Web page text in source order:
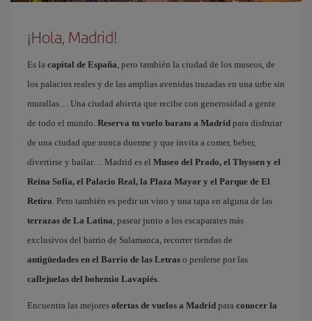
¡Hola, Madrid!
Es la capital de España, pero también la ciudad de los museos, de
los palacios reales y de las amplias avenidas trazadas en una urbe sin
murallas… Una ciudad abierta que recibe con generosidad a gente
de todo el mundo. Reserva tu vuelo barato a Madrid para disfrutar
de una ciudad que nunca duerme y que invita a comer, beber,
divertirse y bailar… Madrid es el Museo del Prado, el Thyssen y el
Reina Sofía, el Palacio Real, la Plaza Mayor y el Parque de El
Retiro. Pero también es pedir un vino y una tapa en alguna de las
terrazas de La Latina, pasear junto a los escaparates más
exclusivos del barrio de Salamanca, recorrer tiendas de
antigüedades en el Barrio de las Letras o perderse por las
callejuelas del bohemio Lavapiés.
Encuentra las mejores ofertas de vuelos a Madrid para conocer la